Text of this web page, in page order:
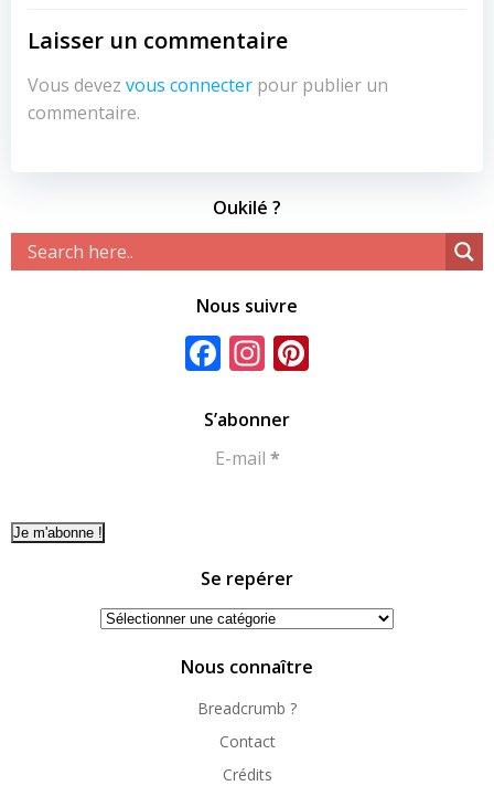
Laisser un commentaire
Vous devez vous connecter pour publier un
commentaire.
Oukilé ?
Nous suivre
Facebook
Instagram
S’abonner
E-mail *
Se repérer
Se
Nous connaître
Breadcrumb ?
Contact
Crédits